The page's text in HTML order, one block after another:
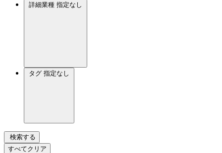
詳細業種 指定なし
タグ 指定なし
検索する
すべてクリア